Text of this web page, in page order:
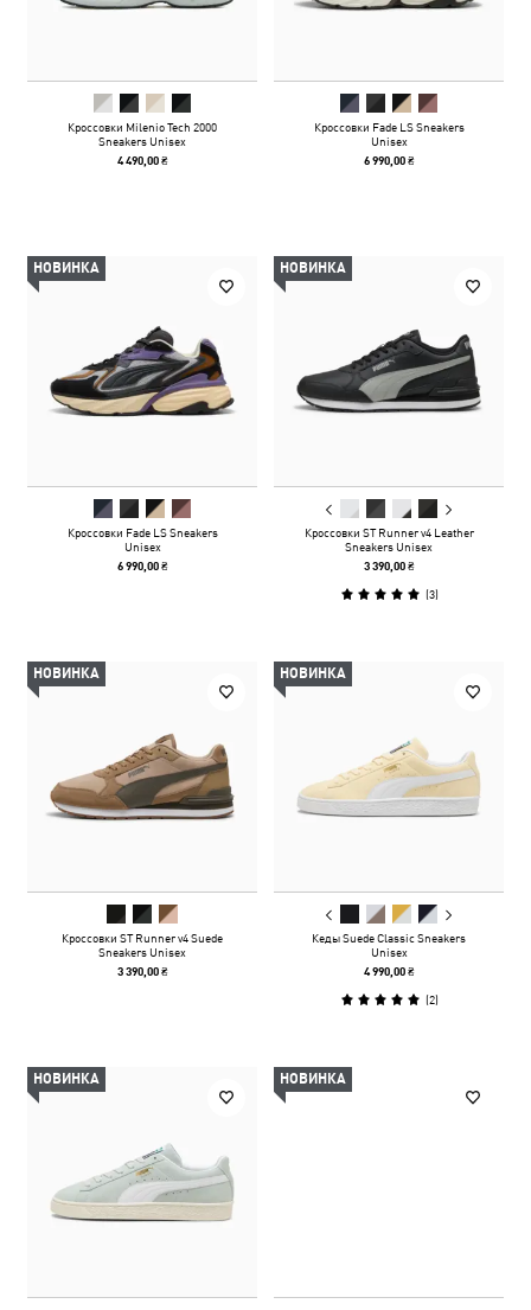
Кроссовки Milenio Tech 2000
Sneakers Unisex
4 490,00 ₴
Кроссовки Fade LS Sneakers
Unisex
6 990,00 ₴
НОВИНКА
Кроссовки Fade LS Sneakers
Unisex
6 990,00 ₴
НОВИНКА
Кроссовки ST Runner v4 Leather
Sneakers Unisex
3 390,00 ₴
(3)
НОВИНКА
Кроссовки ST Runner v4 Suede
Sneakers Unisex
3 390,00 ₴
НОВИНКА
Кеды Suede Classic Sneakers
Unisex
4 990,00 ₴
(2)
НОВИНКА НОВИНКА